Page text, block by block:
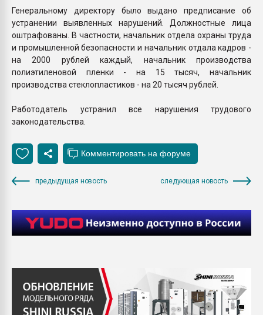
Генеральному директору было выдано предписание об
устранении выявленных нарушений. Должностные лица
оштрафованы. В частности, начальник отдела охраны труда
и промышленной безопасности и начальник отдала кадров -
на 2000 рублей каждый, начальник производства
полиэтиленовой пленки - на 15 тысяч, начальник
производства стеклопластиков - на 20 тысяч рублей.
Работодатель устранил все нарушения трудового
законодательства.
предыдущая новость следующая новость